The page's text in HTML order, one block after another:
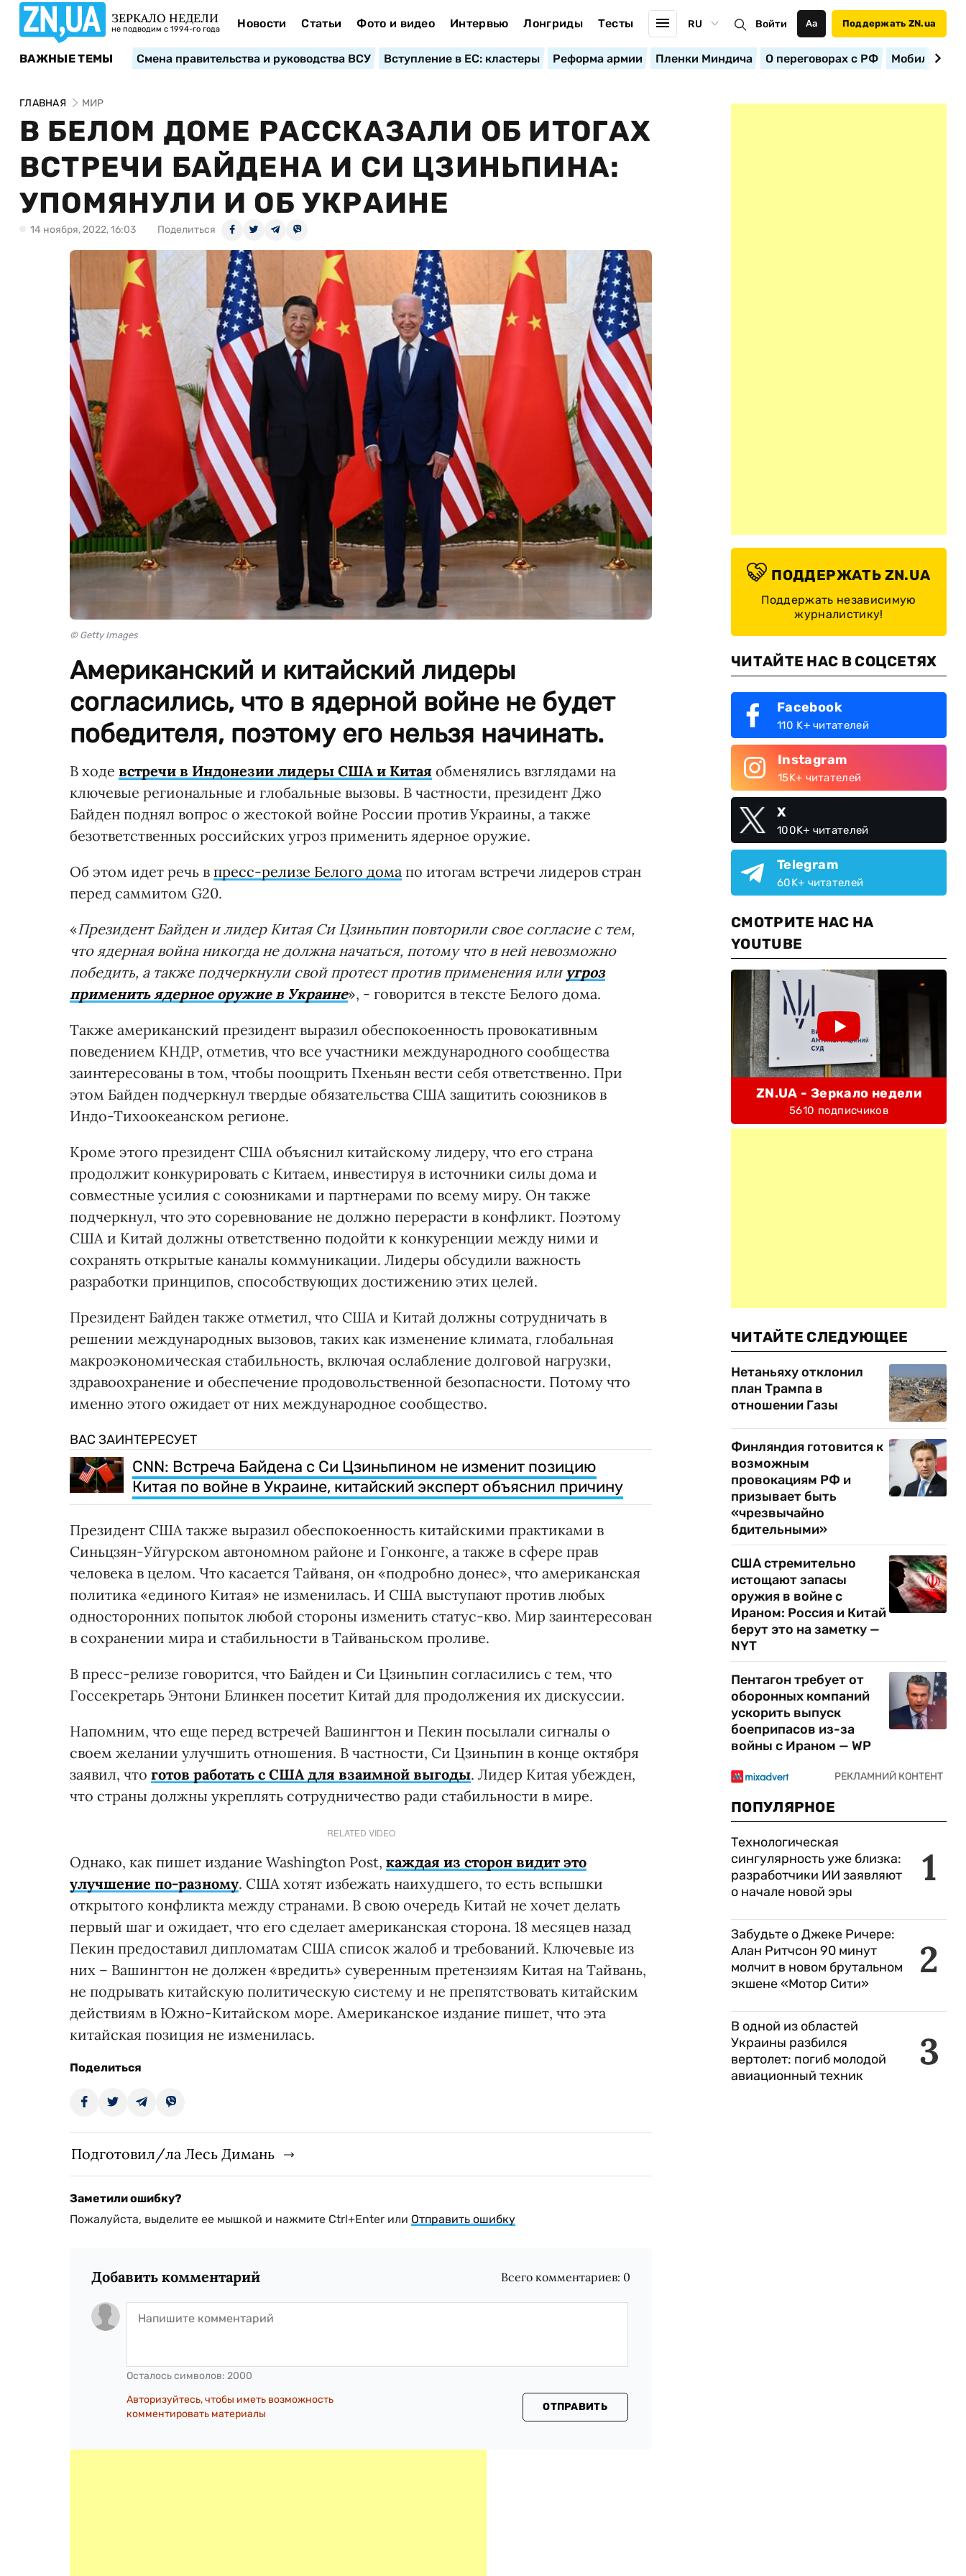
ЗЕРКАЛО НЕДЕЛИ
не подводим с 1994-го года Новости Статьи Фото и видео Интервью Лонгриды Тесты RU Войти Аа Поддержать ZN.ua
ВАЖНЫЕ ТЕМЫ Смена правительства и руководства ВСУ Вступление в ЕС: кластеры Реформа армии Пленки Миндича О переговорах с РФ
ГЛАВНАЯ МИР
В БЕЛОМ ДОМЕ РАССКАЗАЛИ ОБ ИТОГАХ
ВСТРЕЧИ БАЙДЕНА И СИ ЦЗИНЬПИНА:
УПОМЯНУЛИ И ОБ УКРАИНЕ
14 ноября, 2022, 16:03 Поделиться
© Getty Images
Американский и китайский лидеры
согласились, что в ядерной войне не будет
победителя, поэтому его нельзя начинать.
В ходе встречи в Индонезии лидеры США и Китая обменялись взглядами на
ключевые региональные и глобальные вызовы. В частности, президент Джо
Байден поднял вопрос о жестокой войне России против Украины, а также
безответственных российских угроз применить ядерное оружие.
Об этом идет речь в пресс-релизе Белого дома по итогам встречи лидеров стран
перед саммитом G20.
«Президент Байден и лидер Китая Си Цзиньпин повторили свое согласие с тем,
что ядерная война никогда не должна начаться, потому что в ней невозможно
победить, а также подчеркнули свой протест против применения или угроз
применить ядерное оружие в Украине», - говорится в тексте Белого дома.
Также американский президент выразил обеспокоенность провокативным
поведением КНДР, отметив, что все участники международного сообщества
заинтересованы в том, чтобы поощрить Пхеньян вести себя ответственно. При
этом Байден подчеркнул твердые обязательства США защитить союзников в
Индо-Тихоокеанском регионе.
Кроме этого президент США объяснил китайскому лидеру, что его страна
продолжит конкурировать с Китаем, инвестируя в источники силы дома и
совместные усилия с союзниками и партнерами по всему миру. Он также
подчеркнул, что это соревнование не должно перерасти в конфликт. Поэтому
США и Китай должны ответственно подойти к конкуренции между ними и
сохранять открытые каналы коммуникации. Лидеры обсудили важность
разработки принципов, способствующих достижению этих целей.
Президент Байден также отметил, что США и Китай должны сотрудничать в
решении международных вызовов, таких как изменение климата, глобальная
макроэкономическая стабильность, включая ослабление долговой нагрузки,
здравоохранение и обеспечение продовольственной безопасности. Потому что
именно этого ожидает от них международное сообщество.
ВАС ЗАИНТЕРЕСУЕТ
CNN: Встреча Байдена с Си Цзиньпином не изменит позицию
Китая по войне в Украине, китайский эксперт объяснил причину
Президент США также выразил обеспокоенность китайскими практиками в
Синьцзян-Уйгурском автономном районе и Гонконге, а также в сфере прав
человека в целом. Что касается Тайваня, он «подробно донес», что американская
политика «единого Китая» не изменилась. И США выступают против любых
односторонних попыток любой стороны изменить статус-кво. Мир заинтересован
в сохранении мира и стабильности в Тайваньском проливе.
В пресс-релизе говорится, что Байден и Си Цзиньпин согласились с тем, что
Госсекретарь Энтони Блинкен посетит Китай для продолжения их дискуссии.
Напомним, что еще перед встречей Вашингтон и Пекин посылали сигналы о
своем желании улучшить отношения. В частности, Си Цзиньпин в конце октября
заявил, что готов работать с США для взаимной выгоды. Лидер Китая убежден,
что страны должны укреплять сотрудничество ради стабильности в мире.
RELATED VIDEO
Однако, как пишет издание Washington Post, каждая из сторон видит это
улучшение по-разному. США хотят избежать наихудшего, то есть вспышки
открытого конфликта между странами. В свою очередь Китай не хочет делать
первый шаг и ожидает, что его сделает американская сторона. 18 месяцев назад
Пекин предоставил дипломатам США список жалоб и требований. Ключевые из
них – Вашингтон не должен «вредить» суверенным претензиям Китая на Тайвань,
не подрывать китайскую политическую систему и не препятствовать китайским
действиям в Южно-Китайском море. Американское издание пишет, что эта
китайская позиция не изменилась.
Поделиться
Подготовил/ла Лесь Димань
Заметили ошибку?
Пожалуйста, выделите ее мышкой и нажмите Ctrl+Enter или Отправить ошибку
Добавить комментарий Всего комментариев: 0
Осталось символов: 2000
Авторизуйтесь, чтобы иметь возможность
комментировать материалы
ОТПРАВИТЬ
ПОДДЕРЖАТЬ ZN.UA
Поддержать независимую
журналистику!
ЧИТАЙТЕ НАС В СОЦСЕТЯХ
Facebook
110 K+ читателей
Instagram
15K+ читателей
X
100K+ читателей
Telegram
60K+ читателей
СМОТРИТЕ НАС НА
YOUTUBE
ZN.UA - Зеркало недели
5610 подписчиков
ЧИТАЙТЕ СЛЕДУЮЩЕЕ
Нетаньяху отклонил
план Трампа в
отношении Газы
Финляндия готовится к
возможным
провокациям РФ и
призывает быть
«чрезвычайно
бдительными»
США стремительно
истощают запасы
оружия в войне с
Ираном: Россия и Китай
берут это на заметку —
NYT
Пентагон требует от
оборонных компаний
ускорить выпуск
боеприпасов из-за
войны с Ираном — WP
ПОПУЛЯРНОЕ
1
Технологическая
сингулярность уже близка:
разработчики ИИ заявляют
о начале новой эры
2
Забудьте о Джеке Ричере:
Алан Ритчсон 90 минут
молчит в новом брутальном
экшене «Мотор Сити»
3
В одной из областей
Украины разбился
вертолет: погиб молодой
авиационный техник